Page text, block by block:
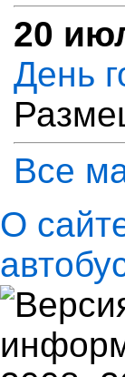
20
День
Все
О